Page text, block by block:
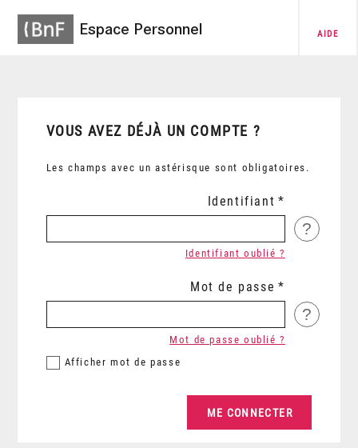
Espace Personnel AIDE
VOUS AVEZ DÉJÀ UN COMPTE ?
Les champs avec un astérisque sont obligatoires.
Identifiant
?
Identifiant oublié ?
Mot de passe
?
Afficher mot de passe
Mot de passe oublié ?